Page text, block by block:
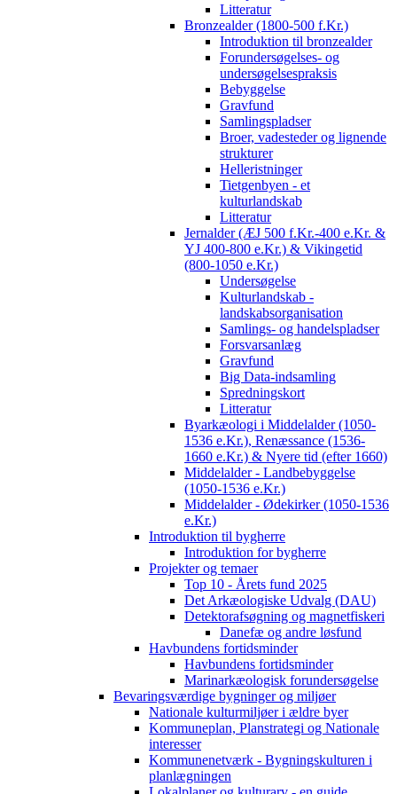
Litteratur
Bronzealder (1800-500 f.Kr.)
Introduktion til bronzealder
Forundersøgelses- og
undersøgelsespraksis
Bebyggelse
Gravfund
Samlingspladser
Broer, vadesteder og lignende
strukturer
Helleristninger
Tietgenbyen - et
kulturlandskab
Litteratur
Jernalder (ÆJ 500 f.Kr.-400 e.Kr. &
YJ 400-800 e.Kr.) & Vikingetid
(800-1050 e.Kr.)
Undersøgelse
Kulturlandskab -
landskabsorganisation
Samlings- og handelspladser
Forsvarsanlæg
Gravfund
Big Data-indsamling
Spredningskort
Litteratur
Byarkæologi i Middelalder (1050-
1536 e.Kr.), Renæssance (1536-
1660 e.Kr.) & Nyere tid (efter 1660)
Middelalder - Landbebyggelse
(1050-1536 e.Kr.)
Middelalder - Ødekirker (1050-1536
e.Kr.)
Introduktion til bygherre
Introduktion for bygherre
Projekter og temaer
Top 10 - Årets fund 2025
Det Arkæologiske Udvalg (DAU)
Detektorafsøgning og magnetfiskeri
Danefæ og andre løsfund
Havbundens fortidsminder
Havbundens fortidsminder
Marinarkæologisk forundersøgelse
Bevaringsværdige bygninger og miljøer
Nationale kulturmiljøer i ældre byer
Kommuneplan, Planstrategi og Nationale
interesser
Kommunenetværk - Bygningskulturen i
planlægningen